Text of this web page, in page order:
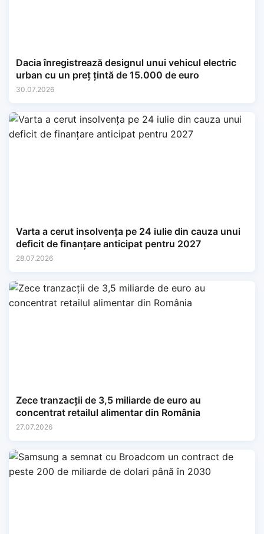
Dacia înregistrează designul unui vehicul electric
urban cu un preț țintă de 15.000 de euro
30.07.2026
Varta a cerut insolvența pe 24 iulie din cauza unui
deficit de finanțare anticipat pentru 2027
28.07.2026
Zece tranzacții de 3,5 miliarde de euro au
concentrat retailul alimentar din România
27.07.2026